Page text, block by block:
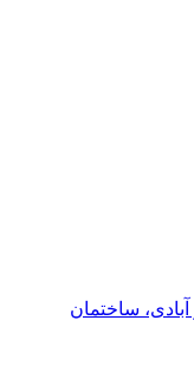
ساختمان